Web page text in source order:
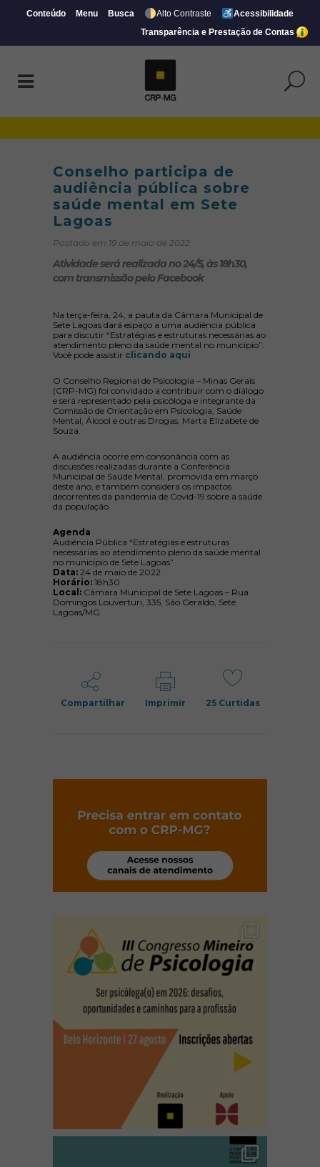
Conteúdo Menu Busca Alto Contraste
Acessibilidade
Transparência e Prestação de Contas
Conselho participa de
audiência pública sobre
saúde mental em Sete
Lagoas
Postado em 19 de maio de 2022
Atividade será realizada no 24/5, às 18h30,
com transmissão pelo Facebook
Na terça-feira, 24, a pauta da Câmara Municipal de
Sete Lagoas dará espaço a uma audiência pública
para discutir “Estratégias e estruturas necessárias ao
atendimento pleno da saúde mental no município”.
Você pode assistir clicando aqui
O Conselho Regional de Psicologia – Minas Gerais
(CRP-MG) foi convidado a contribuir com o diálogo
e será representado pela psicóloga e integrante da
Comissão de Orientação em Psicologia, Saúde
Mental, Álcool e outras Drogas, Marta Elizabete de
Souza.
A audiência ocorre em consonância com as
discussões realizadas durante a Conferência
Municipal de Saúde Mental, promovida em março
deste ano, e também considera os impactos
decorrentes da pandemia de Covid-19 sobre a saúde
da população.
Agenda
Audiência Pública “Estratégias e estruturas
necessárias ao atendimento pleno da saúde mental
no município de Sete Lagoas”
Data: 24 de maio de 2022
Horário: 18h30
Local: Câmara Municipal de Sete Lagoas – Rua
Domingos Louverturi, 335, São Geraldo, Sete
Lagoas/MG
Compartilhar Imprimir 25Curtidas